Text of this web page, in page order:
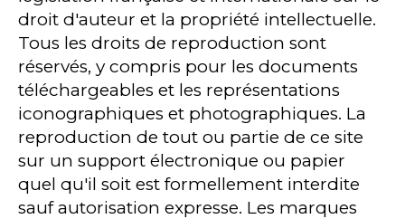
droit d'auteur et la propriété intellectuelle.
Tous les droits de reproduction sont
réservés, y compris pour les documents
téléchargeables et les représentations
iconographiques et photographiques. La
reproduction de tout ou partie de ce site
sur un support électronique ou papier
quel qu'il soit est formellement interdite
sauf autorisation expresse. Les marques